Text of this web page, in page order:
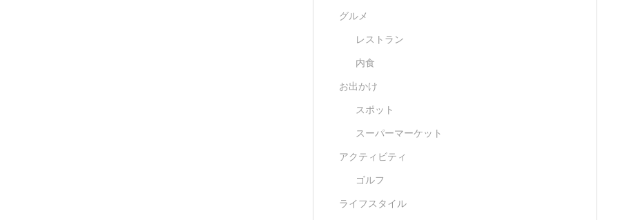
グルメ
レストラン
内食
お出かけ
スポット
スーパーマーケット
アクティビティ
ゴルフ
ライフスタイル